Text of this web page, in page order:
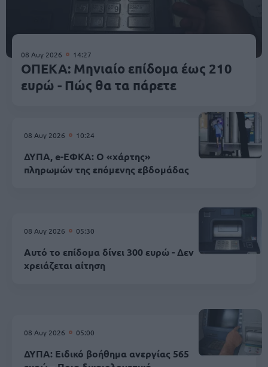
08 Αυγ 2026 14:27
ΟΠΕΚΑ: Μηνιαίο επίδομα έως 210
ευρώ - Πώς θα τα πάρετε
08 Αυγ 2026 10:24
ΔΥΠΑ, e-ΕΦΚΑ: Ο «χάρτης»
πληρωμών της επόμενης εβδομάδας
08 Αυγ 2026 05:30
Αυτό το επίδομα δίνει 300 ευρώ - Δεν
χρειάζεται αίτηση
08 Αυγ 2026 05:00
ΔΥΠΑ: Ειδικό βοήθημα ανεργίας 565